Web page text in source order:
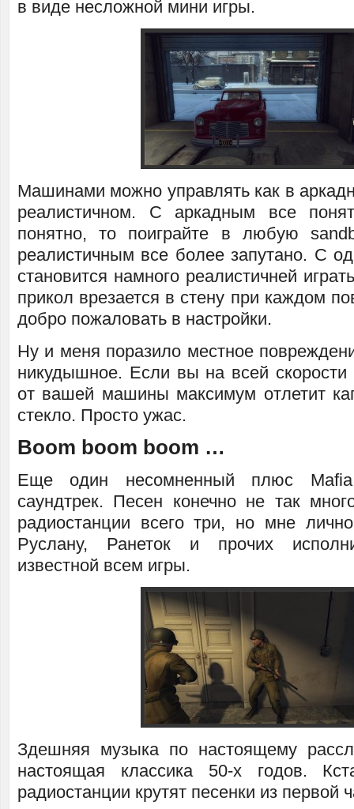
в виде несложной мини игры.
Машинами можно управлять как в
реалистичном. С аркадным все
понятно, то поиграйте в любую
реалистичным все более запутано. С
становится намного реалистичней
прикол врезается в стену при каждом
добро пожаловать в настройки.
Ну и меня поразило местное
никудышное. Если вы на всей скорости
от вашей машины максимум отлетит
стекло. Просто ужас.
Boom boom boom …
Еще один несомненный плюс
саундтрек. Песен конечно не так
радиостанции всего три, но мне
Руслану, Ранеток и прочих
известной всем игры.
Здешняя музыка по настоящему
настоящая классика 50-х годов.
радиостанции крутят песенки из первой